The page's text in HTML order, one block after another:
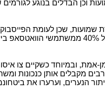
וכן הבדלים בנוגע לגורמים
שמועות, שכן לעומת
כפרטי יותר וההודעות המועברות בו נתפסות כאמינות יותר. המחקר מצא, שמעל 40%
אמת, ובמיוחד כשקיים צו
מקבלים אותן כנכונות
הנערים, וערערו את